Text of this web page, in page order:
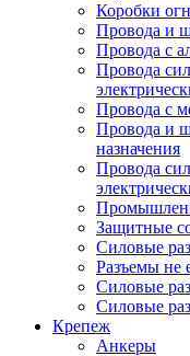
Коробки
Провода и
Провода с
Провода
Провода с
Провода и
назначения
Провода
Защитные
Силовые
Разъемы не
Силовые
Силовые
Крепеж
Анкеры